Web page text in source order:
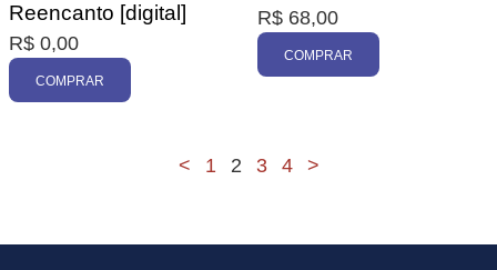
Reencanto [digital]
R$ 0,00
COMPRAR
R$ 68,00
COMPRAR
< 1 2 3 4 >